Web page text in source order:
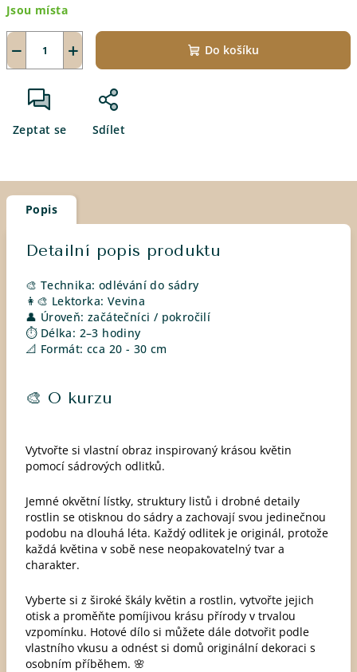
cena:
Jsou místa
+
− Do košíku
Zeptat se Sdílet
Popis
Detailní popis produktu
🎨 Technika: odlévání do sádry
👩‍🎨 Lektorka: Vevina
👤 Úroveň: začátečníci / pokročilí
⏱ Délka: 2–3 hodiny
📐 Formát: cca 20 - 30 cm
🎨 O kurzu
Vytvořte si vlastní obraz inspirovaný krásou květin
pomocí sádrových odlitků.
Jemné okvětní lístky, struktury listů i drobné detaily
rostlin se otisknou do sádry a zachovají svou jedinečnou
podobu na dlouhá léta. Každý odlitek je originál, protože
každá květina v sobě nese neopakovatelný tvar a
charakter.
Vyberte si z široké škály květin a rostlin, vytvořte jejich
otisk a proměňte pomíjivou krásu přírody v trvalou
vzpomínku. Hotové dílo si můžete dále dotvořit podle
vlastního vkusu a odnést si domů originální dekoraci s
osobním příběhem. 🌸